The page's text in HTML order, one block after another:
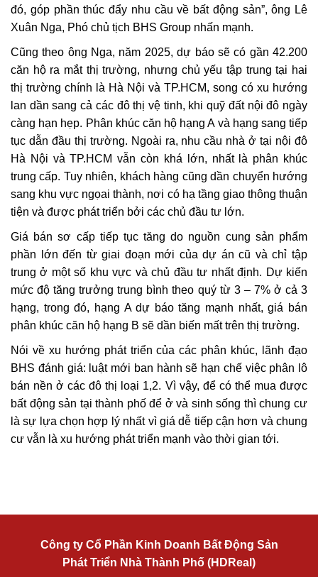
đó, góp phần thúc đẩy nhu cầu về bất động sản”, ông Lê
Xuân Nga, Phó chủ tịch BHS Group nhấn mạnh.
Cũng theo ông Nga, năm 2025, dự báo sẽ có gần 42.200
căn hộ ra mắt thị trường, nhưng chủ yếu tập trung tại hai
thị trường chính là Hà Nội và TP.HCM, song có xu hướng
lan dần sang cả các đô thị vệ tinh, khi quỹ đất nội đô ngày
càng hạn hẹp. Phân khúc căn hộ hạng A và hạng sang tiếp
tục dẫn đầu thị trường. Ngoài ra, nhu cầu nhà ở tại nội đô
Hà Nội và TP.HCM vẫn còn khá lớn, nhất là phân khúc
trung cấp. Tuy nhiên, khách hàng cũng dần chuyển hướng
sang khu vực ngọai thành, nơi có hạ tầng giao thông thuận
tiện và được phát triển bởi các chủ đầu tư lớn.
Giá bán sơ cấp tiếp tục tăng do nguồn cung sản phẩm
phần lớn đến từ giai đoạn mới của dự án cũ và chỉ tập
trung ở một số khu vực và chủ đầu tư nhất định. Dự kiến
mức độ tăng trưởng trung bình theo quý từ 3 – 7% ở cả 3
hạng, trong đó, hạng A dự báo tăng mạnh nhất, giá bán
phân khúc căn hộ hạng B sẽ dần biến mất trên thị trường.
Nói về xu hướng phát triển của các phân khúc, lãnh đạo
BHS đánh giá: luật mới ban hành sẽ hạn chế việc phân lô
bán nền ở các đô thị loại 1,2. Vì vậy, để có thể mua được
bất động sản tại thành phố để ở và sinh sống thì chung cư
là sự lựa chọn hợp lý nhất vì giá dễ tiếp cận hơn và chung
cư vẫn là xu hướng phát triển mạnh vào thời gian tới.
Công ty Cổ Phần Kinh Doanh Bất Động Sản
Phát Triển Nhà Thành Phố (HDReal)